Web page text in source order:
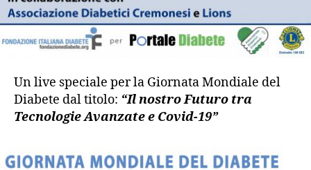
Un live speciale per la Giornata Mondiale del
Diabete dal titolo: “Il nostro Futuro tra
Tecnologie Avanzate e Covid-19”